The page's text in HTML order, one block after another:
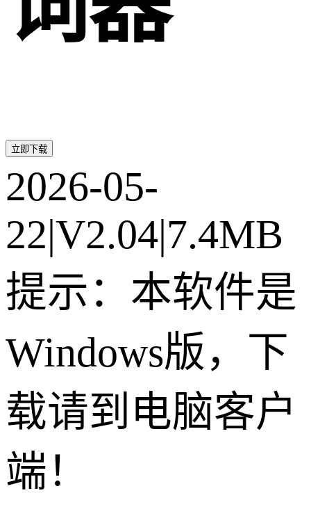
立即下载
2026-05-
22|V2.04|7.4MB
提示：本软件是
Windows版，下
载请到电脑客户
端！